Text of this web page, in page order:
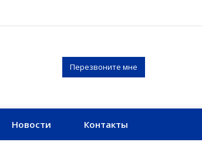
Перезвоните мне
Новости Контакты